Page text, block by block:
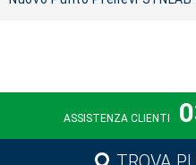
ASSISTENZA CLIENTI